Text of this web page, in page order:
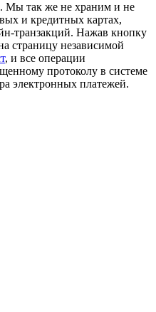
Мы так же не храним и не
и кредитных картах,
транзакций. Нажав кнопку
независимой
, и все операции
протоколу в системе
электронных платежей.